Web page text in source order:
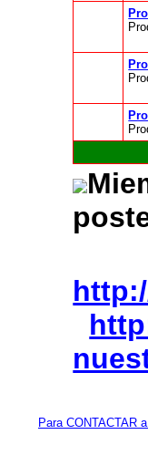
Para CONTACTAR